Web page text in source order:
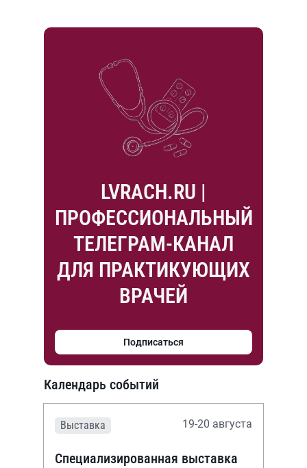
LVRACH.RU |
ПРОФЕССИОНАЛЬНЫЙ
ТЕЛЕГРАМ-КАНАЛ
ДЛЯ ПРАКТИКУЮЩИХ
ВРАЧЕЙ
Подписаться
Календарь событий
Выставка 19-20 августа
Специализированная выставка